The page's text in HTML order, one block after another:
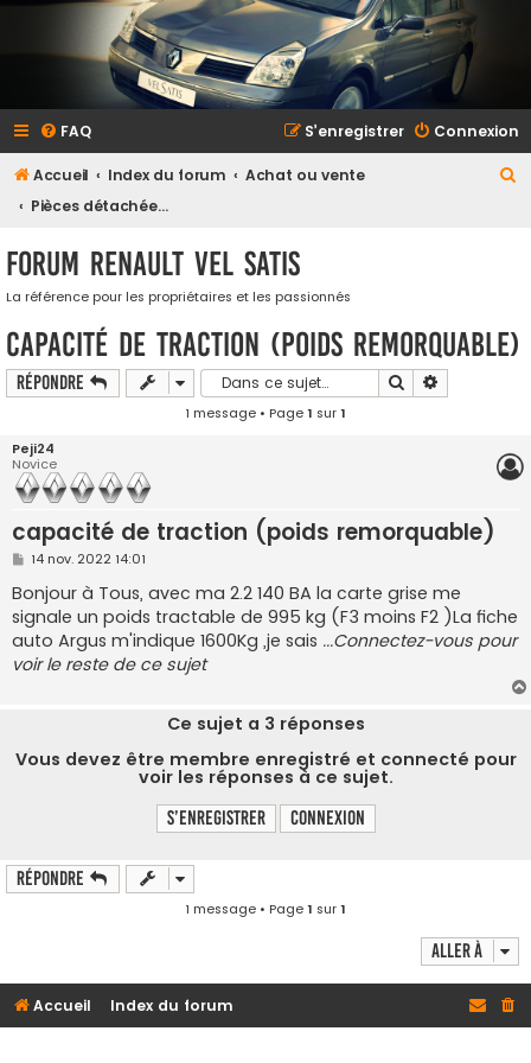
FAQ Connexion
S’enregistrer
Accueil Index du forum
Achat ou vente
Pièces détachées et accessoires
r
Forum Renault VEL SATIS
La référence pour les propriétaires et les passionnés
capacité de traction (poids remorquable)
Répondre Rechercher
1 message • Page1 sur1
Peji24
Novice
capacité de traction (poids remorquable)
M
s
s
a
g
e
14 nov. 2022 14:01
Bonjour à Tous, avec ma 2.2 140 BA la carte grise me
signale un poids tractable de 995 kg (F3 moins F2 )La fiche
auto Argus m'indique 1600Kg ,je sais ...Connectez-vous pour
voir le reste de ce sujet
Ce sujet a 3 réponses
Vous devez être membre enregistré et connecté pour
voir les réponses à ce sujet.
S’enregistrer Connexion
Répondre
1 message • Page1 sur1
Aller à
Accueil Index du forum